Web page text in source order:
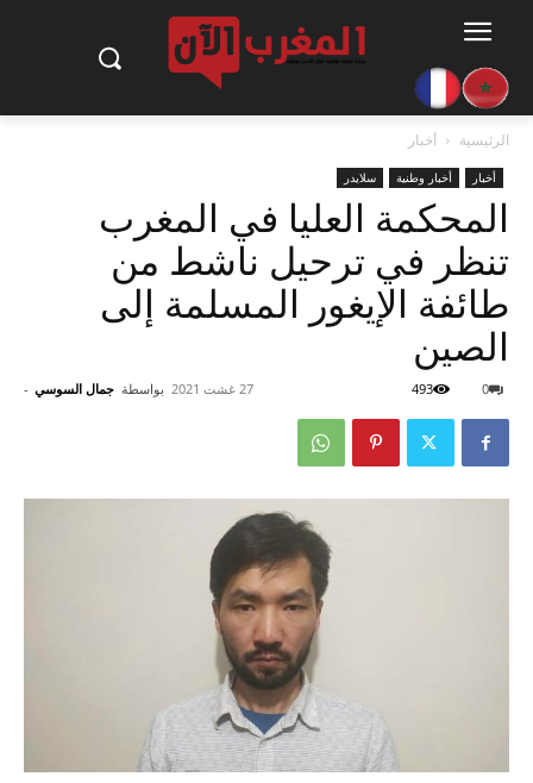
الرئيسية أخبار
أخبار أخبار وطنية سلايدر
المحكمة العليا في المغرب
تنظر في ترحيل ناشط من
طائفة الإيغور المسلمة إلى
الصين
بواسطة جمال السوسي - 27 غشت 2021 0
493